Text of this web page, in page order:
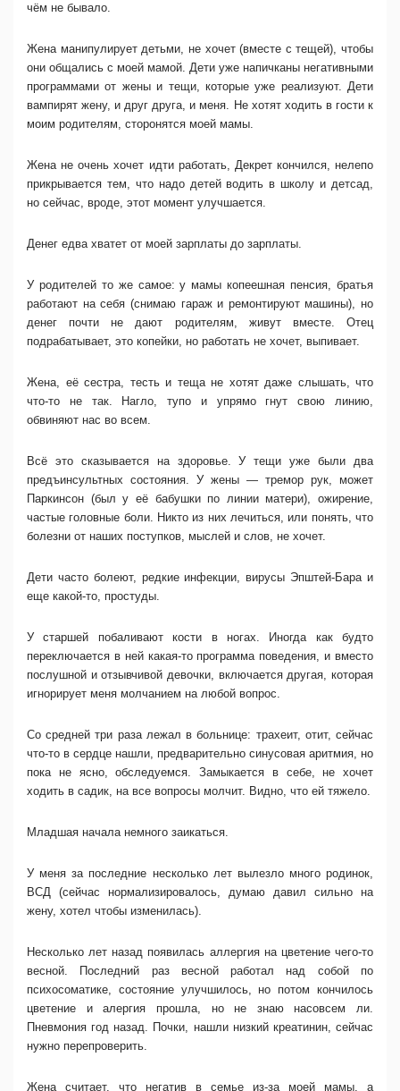
чём не бывало.
Жена манипулирует детьми, не хочет (вместе с тещей), чтобы
они общались с моей мамой. Дети уже напичканы негативными
программами от жены и тещи, которые уже реализуют. Дети
вампирят жену, и друг друга, и меня. Не хотят ходить в гости к
моим родителям, сторонятся моей мамы.
Жена не очень хочет идти работать, Декрет кончился, нелепо
прикрывается тем, что надо детей водить в школу и детсад,
но сейчас, вроде, этот момент улучшается.
Денег едва хватет от моей зарплаты до зарплаты.
У родителей то же самое: у мамы копеешная пенсия, братья
работают на себя (снимаю гараж и ремонтируют машины), но
денег почти не дают родителям, живут вместе. Отец
подрабатывает, это копейки, но работать не хочет, выпивает.
Жена, её сестра, тесть и теща не хотят даже слышать, что
что-то не так. Нагло, тупо и упрямо гнут свою линию,
обвиняют нас во всем.
Всё это сказывается на здоровье. У тещи уже были два
предъинсультных состояния. У жены — тремор рук, может
Паркинсон (был у её бабушки по линии матери), ожирение,
частые головные боли. Никто из них лечиться, или понять, что
болезни от наших поступков, мыслей и слов, не хочет.
Дети часто болеют, редкие инфекции, вирусы Эпштей-Бара и
еще какой-то, простуды.
У старшей побаливают кости в ногах. Иногда как будто
переключается в ней какая-то программа поведения, и вместо
послушной и отзывчивой девочки, включается другая, которая
игнорирует меня молчанием на любой вопрос.
Со средней три раза лежал в больнице: трахеит, отит, сейчас
что-то в сердце нашли, предварительно синусовая аритмия, но
пока не ясно, обследуемся. Замыкается в себе, не хочет
ходить в садик, на все вопросы молчит. Видно, что ей тяжело.
Младшая начала немного заикаться.
У меня за последние несколько лет вылезло много родинок,
ВСД (сейчас нормализировалось, думаю давил сильно на
жену, хотел чтобы изменилась).
Несколько лет назад появилась аллергия на цветение чего-то
весной. Последний раз весной работал над собой по
психосоматике, состояние улучшилось, но потом кончилось
цветение и алергия прошла, но не знаю насовсем ли.
Пневмония год назад. Почки, нашли низкий креатинин, сейчас
нужно перепроверить.
Жена считает, что негатив в семье из-за моей мамы, а